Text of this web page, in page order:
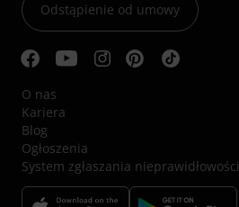
Odstąpienie od umowy
O nas
Kariera
Blog
Ogłoszenia
System zgłaszania nieprawidłowości